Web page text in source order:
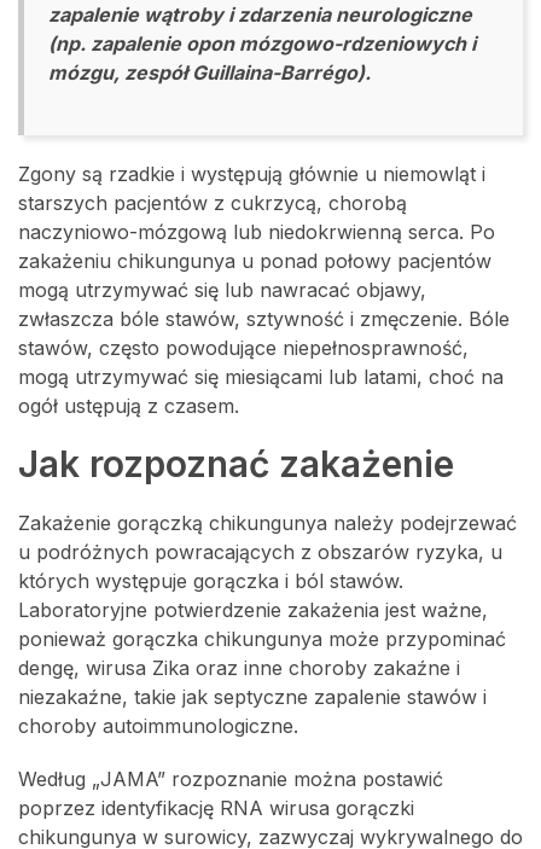
zapalenie wątroby i zdarzenia neurologiczne
(np. zapalenie opon mózgowo-rdzeniowych i
mózgu, zespół Guillaina-Barrégo).
Zgony są rzadkie i występują głównie u niemowląt i
starszych pacjentów z cukrzycą, chorobą
naczyniowo-mózgową lub niedokrwienną serca. Po
zakażeniu chikungunya u ponad połowy pacjentów
mogą utrzymywać się lub nawracać objawy,
zwłaszcza bóle stawów, sztywność i zmęczenie. Bóle
stawów, często powodujące niepełnosprawność,
mogą utrzymywać się miesiącami lub latami, choć na
ogół ustępują z czasem.
Jak rozpoznać zakażenie
Zakażenie gorączką chikungunya należy podejrzewać
u podróżnych powracających z obszarów ryzyka, u
których występuje gorączka i ból stawów.
Laboratoryjne potwierdzenie zakażenia jest ważne,
ponieważ gorączka chikungunya może przypominać
dengę, wirusa Zika oraz inne choroby zakaźne i
niezakaźne, takie jak septyczne zapalenie stawów i
choroby autoimmunologiczne.
Według „JAMA” rozpoznanie można postawić
poprzez identyfikację RNA wirusa gorączki
chikungunya w surowicy, zazwyczaj wykrywalnego do